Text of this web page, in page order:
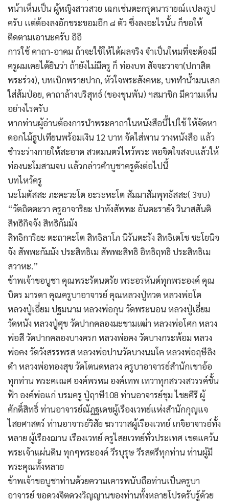
หน้าเห็นเป็น ผู้หญิงสาวสวย เฉกเช่นตะกรุดนารายณ์เเปลงรูป
ครับ เเต่ต้องลงอักขระขอมอีก ๘ ตัว ซึ่งลงอะไรนั้น ก็ขอให้
ติดตามเอานะครับ อิอิ
การใช้ คาถา-อาคม ถ้าจะใช้ให้ได้ผลจริง จำเป็นใหมที่จะต้องมี
ครูผมเคยได้ยินว่า ถ้ายังไม่มีครู ก็ ท่องบท สัจจะวาจา(ปกาสิต
พระร่วง), บทเบิกพรายปาก, หัวใจพระสังคหะ, บททำน้ำมนเสก
ใส่ส้มป่อย, คาถาล้างบริสุทธ์ (ของขุนพัน) ฯสมาชิก มีความเห็น
อย่างไรครับ
หากท่านผู้อ่านต้องการนำพระคาถาในหนังสือนี้ไปใช้ ให้จัดหา
ดอกไม้ธูปเทียนพร้อมเงิน 12 บาท จัดใส่พาน วางหนังสือ แล้ว
ชำระร่างกายให้สะอาด สวดมนตร์ไหว้พระ พอจิตใจสงบแล้วให้
ท่องนะโมสามจบ แล้วกล่าวคำบูชาครูดังต่อไปนี้
บทไหว้ครู
นะโมตัสสะ ภะคะวะโต อะระหะโต สัมมาสัมพุทธัสสะ( 3จบ)
“วัตถิตตะวา ครูอาจาริยะ ปาทังสัพพะ อันตะรายัง วินาสสันติ
สิทธิกิจจัง สิทธิกัมมัง
สิทธิการิยะ ตะถาคะโต สิทธิลาโภ นิรันตะรัง สิทธิเตโช ชะโยนิจ
จัง สัพพะกัมมัง ประสิทธิเม สัพพะสิทธิ อิทธิฤทธิ ประสิทธิเม
สวาหะ.”
ข้าพเจ้าขอบูชา คุณพระรัตนตรัย พระอรหันต์ทุกพระองค์ คุณ
บิดร มารดา คุณครูบาอาจารย์ คุณหลวงปู่ทวด หลวงพ่อโต
หลวงปู่เอี่ยม ปฐมนาม หลวงพ่อกุน วัดพระนอน หลวงปู่เอี่ยม
วัดหนัง หลวงปู่ศุข วัดปากคลองมะขามเฒ่า หลวงพ่อโศก หลวง
พ่อสี วัดปากคลองบางครก หลวงพ่อคง วัดบางกระพ้อม หลวง
พ่อคง วัดวังสรรพรส หลวงพ่อปานวัดบางนมโค หลวงพ่อฤษีลิง
ดำ หลวงพ่อทองสุข วัดโตนดหลวง ครูบาอาจารย์สำนักเขาอ้อ
ทุกท่าน พระคเณศ องค์พรหม องค์เทพ เทวาทุกสรวงสวรรค์ชั้น
ฟ้า องค์พ่อแก่ บรมครู ปู่ฤาษี108 ท่านอาจารย์ชุม ไชยคีรี ผู้
ศักดิ์สิทธิ์ ท่านอาจารย์ณัฎฐเดชผู้เรืองเวทย์แห่งสำนักกุญแจ
ไสยศาสตร์ ท่านอาจารย์วิสัย ฆราวาสผู้เรืองเวทย์ เกจิอาจารย์ทั้ง
หลาย ผู้เรืองฌาน เรืองเวทย์ ครูไสยเวทย์ทั่วประเทศ เขตแคว้น
พระเจ้าแผ่นดิน ทุกๆพระองค์ วีรบุรุษ วีรสตรีทุกท่าน ท่านผู้มี
พระคุณทั้งหลาย
ข้าพเจ้าขอบูชาท่านด้วยความเคารพนับถือท่านเป็นครูบา
อาจารย์ ขอดวงจิตดวงวิญญานของท่านทั้งหลายโปรดรับรู้ด้วย